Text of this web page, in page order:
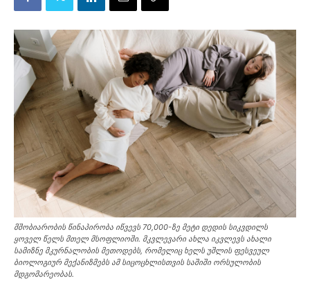
მშობიარობის წინაპირობა იწვევს 70,000-ზე მეტი დედის სიკვდილს
ყოველ წელს მთელ მსოფლიოში. მკვლევარი ახლა იკვლევს ახალი
სამიზნე მკურნალობის მეთოდებს, რომელიც ხელს უშლის ფესვეულ
ბიოლოგიურ მექანიზმებს ამ სიცოცხლისთვის საშიში ორსულობის
მდგომარეობას.